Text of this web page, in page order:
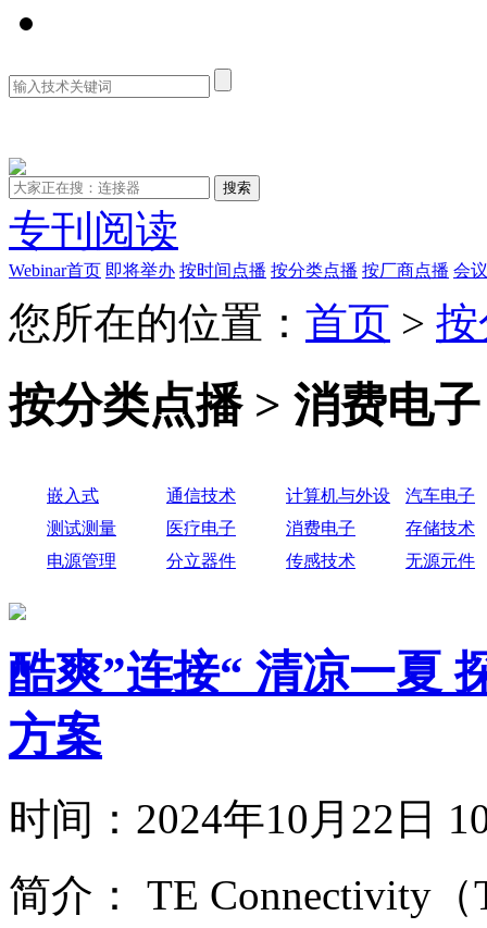
专刊阅读
Webinar首页 即将举办 按时间点播 按分类点播 按厂商点播 会
您所在的位置： 首页 >
按分类点播 > 消费电子
嵌入式 通信技术 计算机与外设
汽车电子
测试测量
医疗电子 消费电子
存储技术
电源管理
分立器件 传感技术 无源元件
酷爽”连接“ 清凉一夏
方案
时间： 2024年10月22
简介：
TE Connectivity